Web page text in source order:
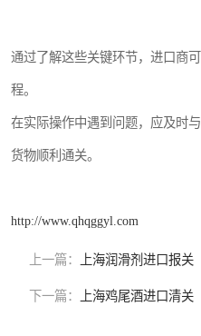
通过了解这些关键环节，进口商
程。
在实际操作中遇到问题，应及时
货物顺利通关。
http://www.qhqggyl.com
上一篇： 上海润滑剂进口报关
下一篇： 上海鸡尾酒进口清关